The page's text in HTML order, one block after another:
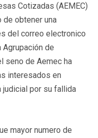
Cotizadas (AEMEC)
de obtener una
del correo electronico
Agrupación de
seno de Aemec ha
interesados en
judicial por su fallida
mayor numero de